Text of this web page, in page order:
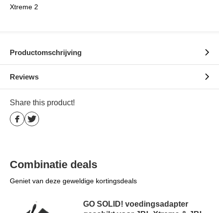
Xtreme 2
Productomschrijving
Reviews
Share this product!
Combinatie deals
Geniet van deze geweldige kortingsdeals
GO SOLID! voedingsadapter